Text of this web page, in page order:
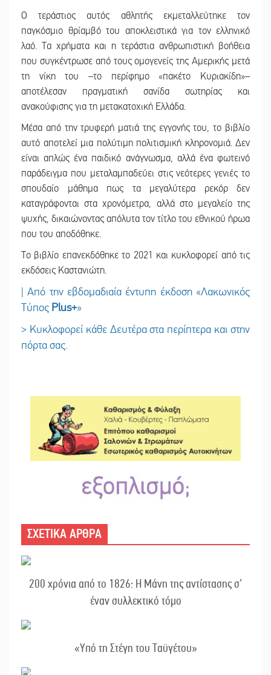
Ο τεράστιος αυτός αθλητής εκμεταλλεύτηκε τον
παγκόσμιο θρίαμβό του αποκλειστικά για τον ελληνικό
λαό. Τα χρήματα και η τεράστια ανθρωπιστική βοήθεια
που συγκέντρωσε από τους ομογενείς της Αμερικής μετά
τη νίκη του –το περίφημο «πακέτο Κυριακίδη»–
αποτέλεσαν πραγματική σανίδα σωτηρίας και
ανακούφισης για τη μετακατοχική Ελλάδα.
Μέσα από την τρυφερή ματιά της εγγονής του, το βιβλίο
αυτό αποτελεί μια πολύτιμη πολιτισμική κληρονομιά. Δεν
είναι απλώς ένα παιδικό ανάγνωσμα, αλλά ένα φωτεινό
παράδειγμα που μεταλαμπαδεύει στις νεότερες γενιές το
σπουδαίο μάθημα πως τα μεγαλύτερα ρεκόρ δεν
καταγράφονται στα χρονόμετρα, αλλά στο μεγαλείο της
ψυχής, δικαιώνοντας απόλυτα τον τίτλο του εθνικού ήρωα
που του αποδόθηκε.
Το βιβλίο επανεκδόθηκε το 2021 και κυκλοφορεί από τις
εκδόσεις Καστανιώτη.
| Από την εβδομαδιαία έντυπη έκδοση «Λακωνικός
Τύπος Plus+»
> Κυκλοφορεί κάθε Δευτέρα στα περίπτερα και στην
πόρτα σας.
ΣΧΕΤΙΚΑ ΑΡΘΡΑ
200 χρόνια από το 1826: Η Μάνη της αντίστασης σ’
έναν συλλεκτικό τόμο
«Υπό τη Στέγη του Ταϋγέτου»